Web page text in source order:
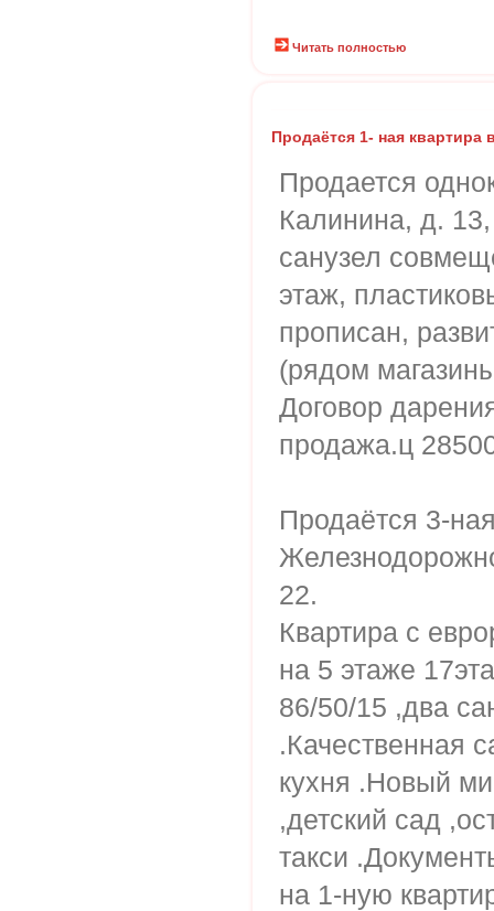
Читать полностью
Продаётся 1- ная
Продается
Калинина, д.
санузел
этаж,
прописан,
(рядом
Договор
продажа.ц
Продаётся 3-
22.
Квартира с
на 5 этаже
86/50/15 ,два
.Качественная
кухня .Новый
,детский сад
такси
на 1-ную